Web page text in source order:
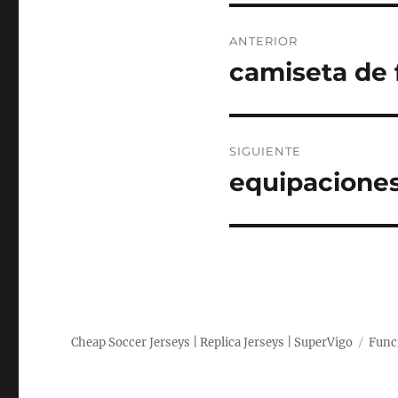
de
ANTERIOR
Entrada
camiseta de
SIGUIENTE
Entrada
Cheap Soccer Jerseys | Replica Jerseys | SuperVigo